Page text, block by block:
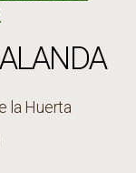
la Huerta